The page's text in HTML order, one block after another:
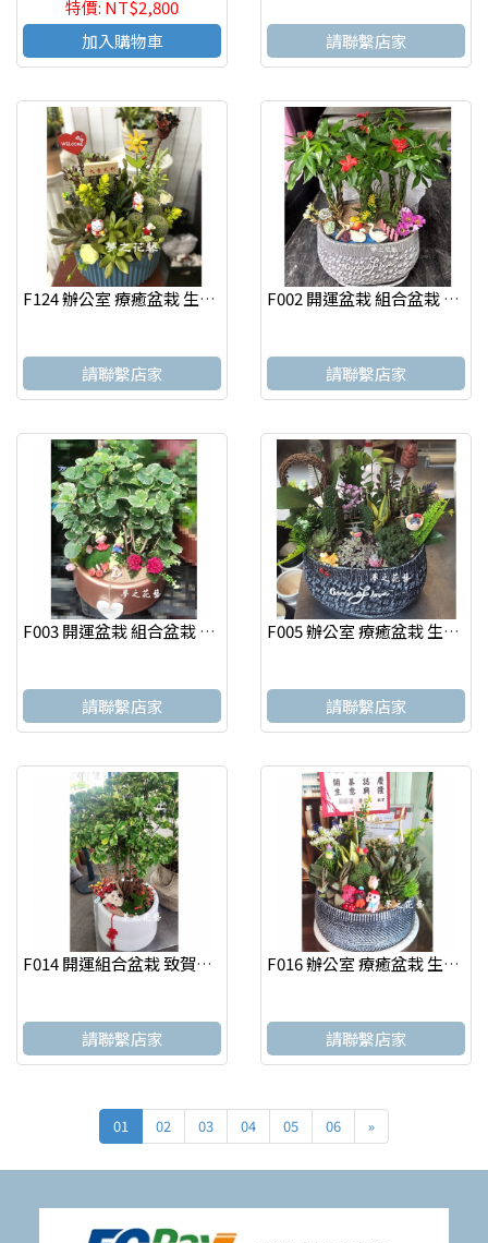
特價: NT$2,800
加入購物車
請聯繫店家
F124 辦公室 療癒盆栽 生意興隆 桌上盆栽 多肉植物盆栽 高雄花店
請聯繫店家
F002 開運盆栽 組合盆栽 致賀盆栽 高雄花店
請聯繫店家
F003 開運盆栽 組合盆栽 致賀盆栽 高雄花店
請聯繫店家
F005 辦公室 療癒盆栽 生意興隆 桌上盆栽 多肉植物盆栽 高雄花店
請聯繫店家
F014 開運組合盆栽 致賀盆栽 高雄花店 夢之花藝
請聯繫店家
F016 辦公室 療癒盆栽 生意興隆 桌上盆栽 多肉植物盆栽 高雄花店
請聯繫店家
01 02 03 04 05 06 »